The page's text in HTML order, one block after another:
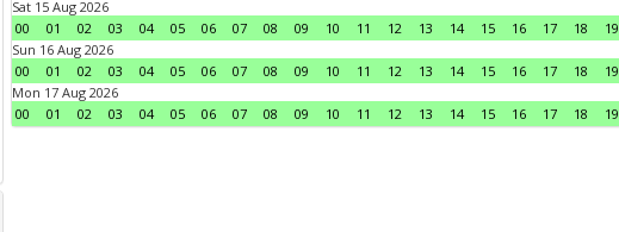
Sat 15 Aug 2026
00
01 02 03 04 05 06 07 08 09 10 11 12 13 14 15 16 17 18 19
Sun 16 Aug 2026
00
01 02 03 04 05 06 07 08 09 10 11 12 13 14 15 16 17 18 19
Mon 17 Aug 2026
00
01 02 03 04 05 06 07 08 09 10 11 12 13 14 15 16 17 18 19